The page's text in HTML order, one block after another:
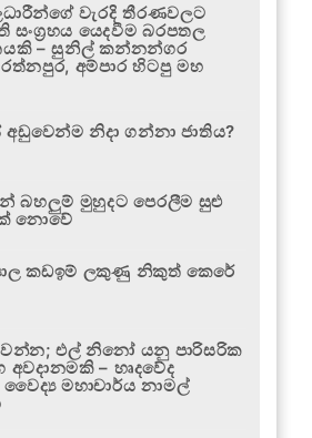
වැරදි තීරණවලට
යෙදවීම බරපතල
– සුනිල් කන්නන්ගර
අම්පාර හිටපු මහ
නිදා ගන්නා ජාතිය?
බහලුම් මුහුදට පෙරලීම සුළු
නොවේ
කඩඉම් ලකුණු නිකුත් කෙරේ
වන්න; එල් නිනෝ යනු පාරිසරික
අවදානමකි – හෘදවේද
මහාචාර්ය නාමල්